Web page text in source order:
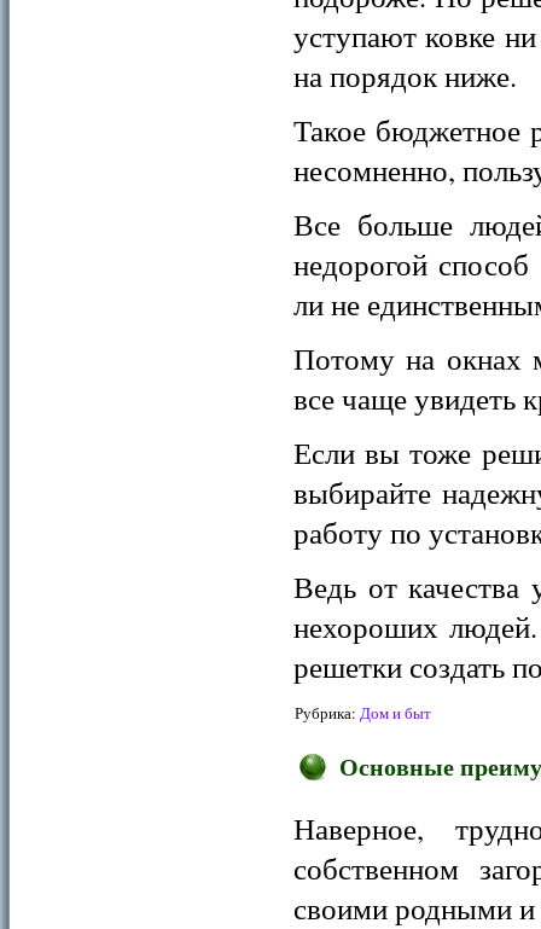
уступают ковке
на порядок ниже.
Такое бюджетное
несомненно,
Все больше
недорогой
ли не
Потому на окнах
все чаще увидеть
Если вы тоже
выбирайте
работу по
Ведь от качества
нехороших
решетки создать
Рубрика: Дом и быт
Основные
Наверное,
собственном
своими родными